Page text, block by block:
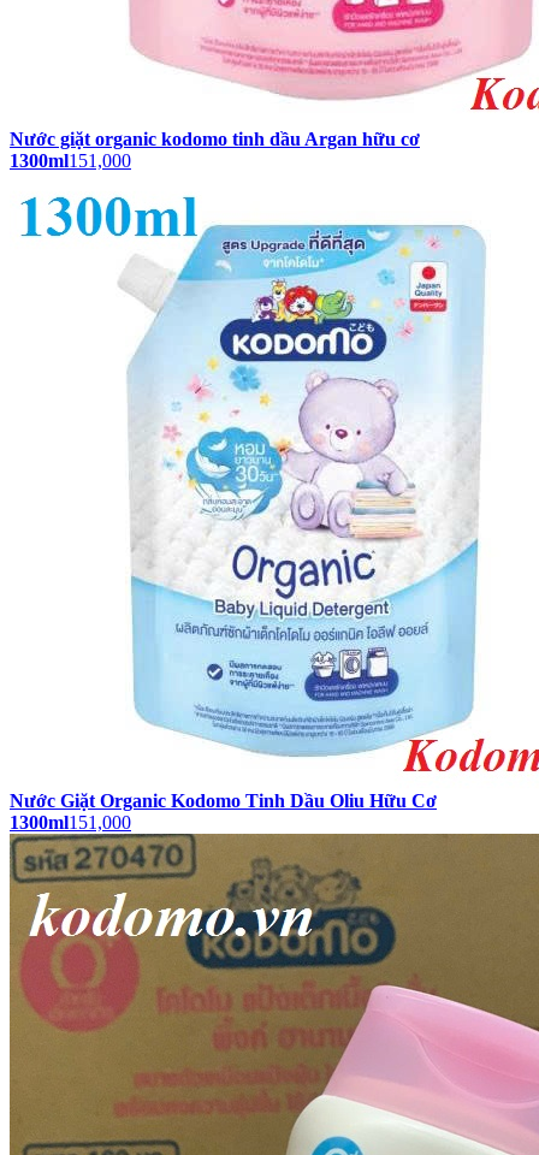
Nước giặt organic kodomo tinh dầu Argan hữu cơ
1300ml151,000
Nước Giặt Organic Kodomo Tinh Dầu Oliu Hữu Cơ
1300ml151,000